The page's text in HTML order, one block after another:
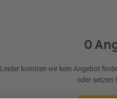
0
Leider konnten wir kein Angebot
oder setzen